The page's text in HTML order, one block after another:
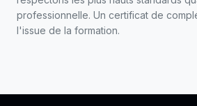
professionnelle. Un certificat de
l'issue de la formation.